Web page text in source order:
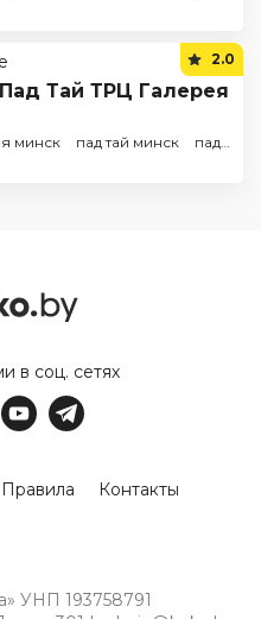
Тай ТРЦ Галерея
2.0
минск пад тай минск
пад тай том ям
в соц. сетях
Правила Контакты
УНП 193758791